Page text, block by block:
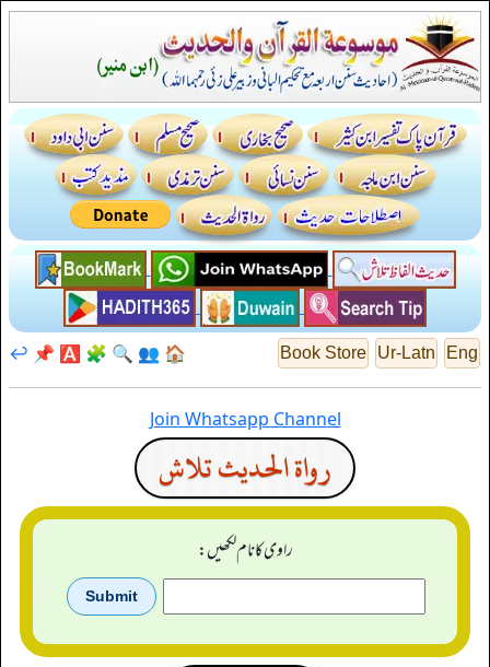
Eng
Ur-Latn
Book Store
🏠
👥
🔍
🧩
🅰️
📌
↩️
Join Whatsapp Channel
رواة الحديث تلاش
راوی کا نام لکھیں: